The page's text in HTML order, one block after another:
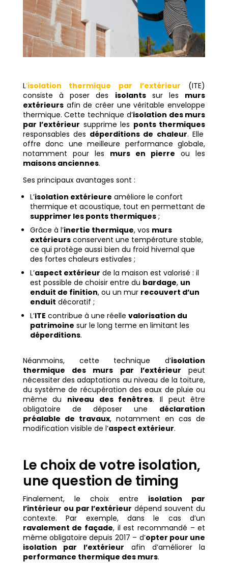
L’isolation thermique par l’extérieur (ITE)
consiste à poser des isolantssur les murs
extérieursafin de créer une véritable enveloppe
thermique. Cette technique d’isolation des murs
par l’extérieur supprime les ponts thermiques
responsables des déperditions de chaleur. Elle
offre donc une meilleure performance globale,
notamment pour les murs en pierre ou les
maisons anciennes.
Ses principaux avantages sont :
L’isolation extérieure améliore le confort
thermique et acoustique, tout en permettant de
supprimer les ponts thermiques;
Grâce à l’inertie thermique, vos murs
extérieursconservent une température stable,
ce qui protège aussi bien du froid hivernal que
des fortes chaleurs estivales ;
L’aspect extérieur de la maison est valorisé : il
est possible de choisir entre du bardage, un
enduit de finition, ou un mur recouvert d’un
enduit décoratif ;
L’ITE contribue à une réelle valorisation du
patrimoine sur le long terme en limitant les
déperditions.
Néanmoins, cette technique d’isolation
thermique des murs par l’extérieur peut
nécessiter des adaptations au niveau de la toiture,
du système de récupération des eaux de pluie ou
même du niveau des fenêtres. Il peut être
obligatoire de déposer une déclaration
préalable de travaux, notamment en cas de
modification visible de l’aspect extérieur.
Le choix de votre isolation,
une question de timing
Finalement, le choix entre isolation par
l’intérieur ou par l’extérieur dépend souvent du
contexte. Par exemple, dans le cas d’un
ravalement de façade, il est recommandé – et
même obligatoire depuis 2017 – d’opter pour une
isolation par l’extérieur afin d’améliorer la
performance thermique des murs.